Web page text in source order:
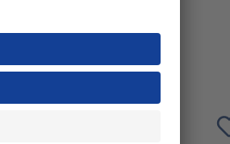
125 g(39,60 € / 1 kg)